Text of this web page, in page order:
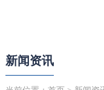
新闻资讯